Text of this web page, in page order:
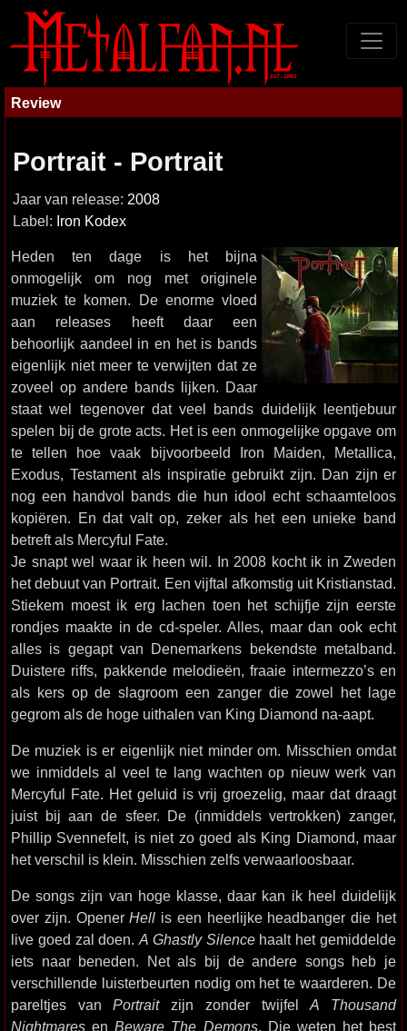
Review
Portrait - Portrait
Jaar van release: 2008
Label: Iron Kodex
Heden ten dage is het bijna
onmogelijk om nog met originele
muziek te komen. De enorme vloed
aan releases heeft daar een
behoorlijk aandeel in en het is bands
eigenlijk niet meer te verwijten dat ze
zoveel op andere bands lijken. Daar
staat wel tegenover dat veel bands duidelijk leentjebuur
spelen bij de grote acts. Het is een onmogelijke opgave om
te tellen hoe vaak bijvoorbeeld Iron Maiden, Metallica,
Exodus, Testament als inspiratie gebruikt zijn. Dan zijn er
nog een handvol bands die hun idool echt schaamteloos
kopiëren. En dat valt op, zeker als het een unieke band
betreft als Mercyful Fate.
Je snapt wel waar ik heen wil. In 2008 kocht ik in Zweden
het debuut van Portrait. Een vijftal afkomstig uit Kristianstad.
Stiekem moest ik erg lachen toen het schijfje zijn eerste
rondjes maakte in de cd-speler. Alles, maar dan ook echt
alles is gegapt van Denemarkens bekendste metalband.
Duistere riffs, pakkende melodieën, fraaie intermezzo’s en
als kers op de slagroom een zanger die zowel het lage
gegrom als de hoge uithalen van King Diamond na-aapt.
De muziek is er eigenlijk niet minder om. Misschien omdat
we inmiddels al veel te lang wachten op nieuw werk van
Mercyful Fate. Het geluid is vrij groezelig, maar dat draagt
juist bij aan de sfeer. De (inmiddels vertrokken) zanger,
Phillip Svennefelt, is niet zo goed als King Diamond, maar
het verschil is klein. Misschien zelfs verwaarloosbaar.
De songs zijn van hoge klasse, daar kan ik heel duidelijk
over zijn. OpenerHell is een heerlijke headbanger die het
live goed zal doen.A Ghastly Silencehaalt het gemiddelde
iets naar beneden. Net als bij de andere songs heb je
verschillende luisterbeurten nodig om het te waarderen. De
pareltjes vanPortraitzijn zonder twijfelA Thousand
Nightmares enBeware The Demons. Die weten het best